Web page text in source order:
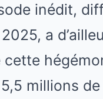
inédit,
a
millions de